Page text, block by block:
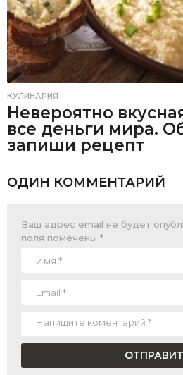
КУЛИНАРИЯ
Невероятно
все деньги мира.
запиши рецепт
ОДИН КОММЕНТАРИЙ
Ваш адрес email не будет
поля помечены *